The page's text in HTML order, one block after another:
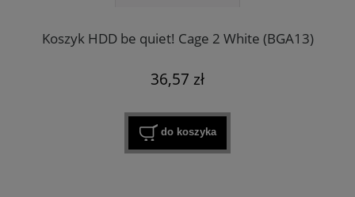
Koszyk HDD be quiet! Cage 2 White (BGA13)
36,57 zł
do koszyka